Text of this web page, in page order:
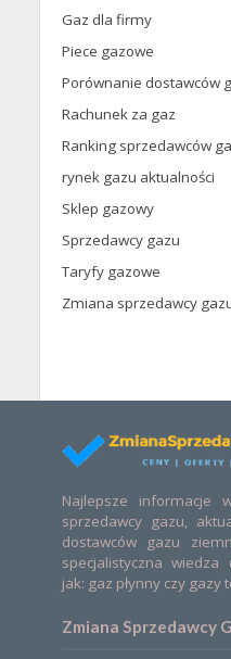
Gaz dla firmy
Piece gazowe
Porównanie dostawców
Rachunek za gaz
Ranking sprzedawców
rynek gazu aktualności
Sklep gazowy
Sprzedawcy gazu
Taryfy gazowe
Zmiana sprzedawcy
Najlepsze informacje
sprzedawcy gazu,
dostawców gazu
specjalistyczna wiedza
jak: gaz płynny czy gazy
Zmiana Sprzedawcy